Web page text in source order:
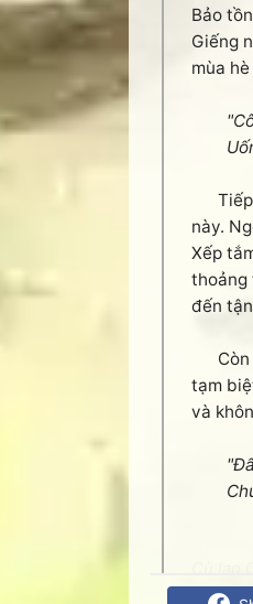
Bảo
Giếng
mùa
Uống
Tiếp
này.
Xếp
thoảng
đến
Còn
tạm
và
Chứ